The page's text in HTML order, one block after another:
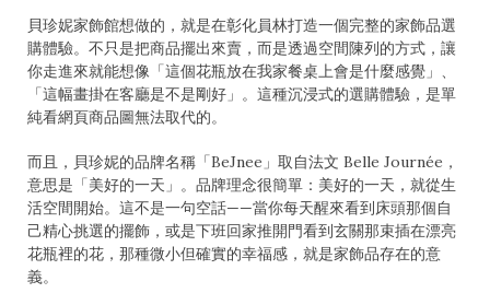
貝珍妮家飾館想做的，就是在彰化員林打造一個完整的家飾品選
購體驗。不只是把商品擺出來賣，而是透過空間陳列的方式，讓
你走進來就能想像「這個花瓶放在我家餐桌上會是什麼感覺」、
「這幅畫掛在客廳是不是剛好」。這種沉浸式的選購體驗，是單
純看網頁商品圖無法取代的。
而且，貝珍妮的品牌名稱「BeJnee」取自法文 Belle Journée，
意思是「美好的一天」。品牌理念很簡單：美好的一天，就從生
活空間開始。這不是一句空話——當你每天醒來看到床頭那個自
己精心挑選的擺飾，或是下班回家推開門看到玄關那束插在漂亮
花瓶裡的花，那種微小但確實的幸福感，就是家飾品存在的意
義。